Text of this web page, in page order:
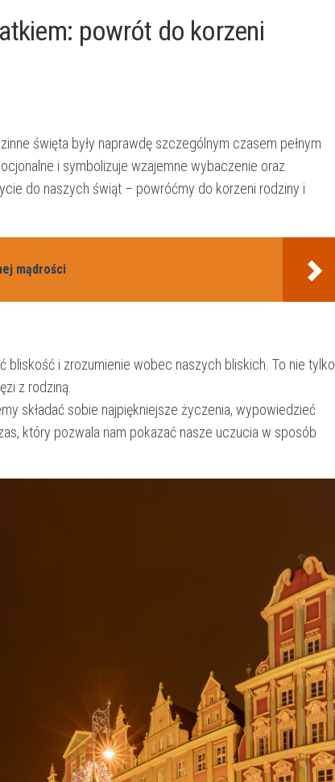
powrót​ do⁣ korzeni
święta były naprawdę szczególnym czasem pełnym
i ⁤symbolizuje ‌wzajemne wybaczenie oraz
‍do ⁤naszych‌ świąt – powróćmy do korzeni rodziny i
mądrości
bliskość i zrozumienie ⁢wobec naszych bliskich.‌ To ​nie tylko
‍z ⁢rodziną.
składać sobie ‍najpiękniejsze życzenia,​ wypowiedzieć
który pozwala⁢ nam pokazać nasze uczucia⁢ w sposób